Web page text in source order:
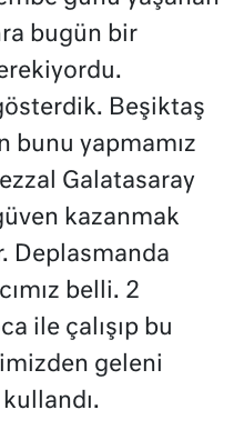
bugün bir
Beşiktaş
bunu yapmamız
Galatasaray
kazanmak
Deplasmanda
belli. 2
ile çalışıp bu
geleni